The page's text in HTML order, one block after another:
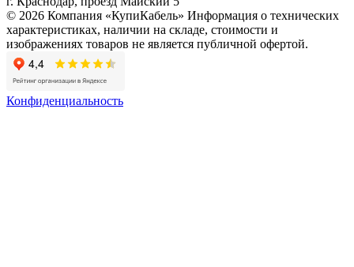
© 2026 Компания «КупиКабель» Информация о технических
характеристиках, наличии на складе, стоимости и
изображениях товаров не является публичной офертой.
Конфиденциальность